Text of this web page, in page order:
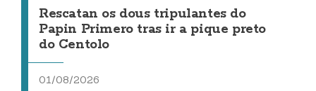
Rescatan os dous tripulantes do
Papin Primero tras ir a pique preto
do Centolo
01/08/2026